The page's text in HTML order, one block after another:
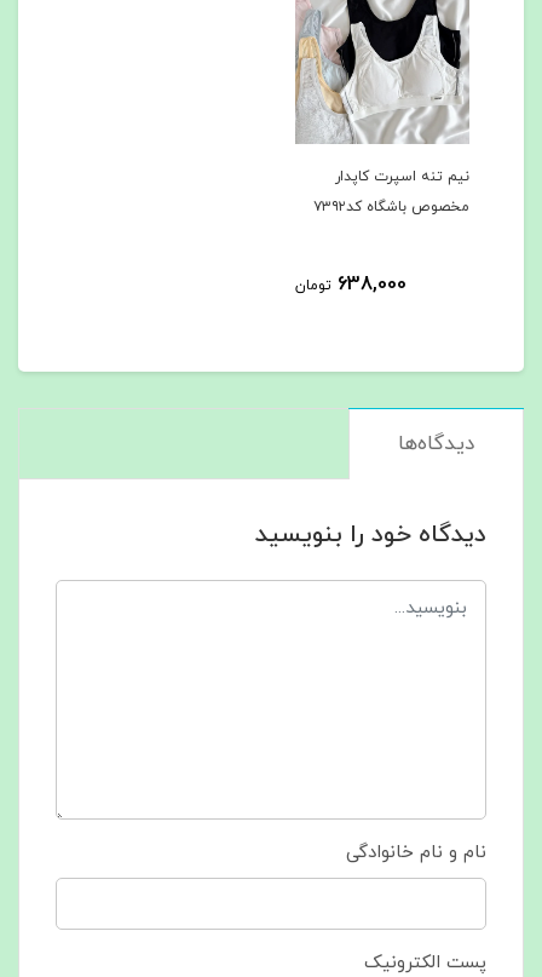
نیم تنه اسپرت کاپدار
مخصوص باشگاه کد۷۳۹۲
638,000 تومان
دیدگاه‌ها
دیدگاه خود را بنویسید
نام و نام خانوادگی
پست الکترونیک